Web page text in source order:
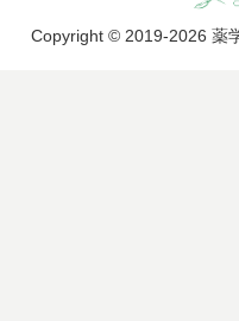
Copyright © 2019-2026 薬